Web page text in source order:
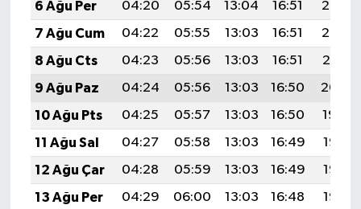
6 Ağu Per
04:20 05:54 13:04 16:51
20:03
7 Ağu Cum
04:22 05:55 13:03 16:51
20:02
8 Ağu Cts
04:23 05:56 13:03 16:51
20:01
9 Ağu Paz
04:24 05:56 13:03 16:50
20:00
10 Ağu Pts
04:25 05:57 13:03 16:50
19:59
11 Ağu Sal
04:27 05:58 13:03 16:49
19:58
12 Ağu Çar
04:28 05:59 13:03 16:49
19:57
13 Ağu Per
04:29 06:00 13:03 16:48
19:55